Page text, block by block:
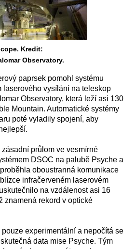
Kredit:
Observatory.
paprsek pomohl systému
laserového vysílání na teleskop
Observatory, která leží asi 130
Mountain. Automatické systémy
poté vyladily spojení, aby
průlom ve vesmírné
DSOC na palubě Psyche a
oboustranná komunikace
infračerveném laserovém
na vzdálenost asi 16
znamená rekord v optické
experimentální a nepočítá se
data mise Psyche. Tým